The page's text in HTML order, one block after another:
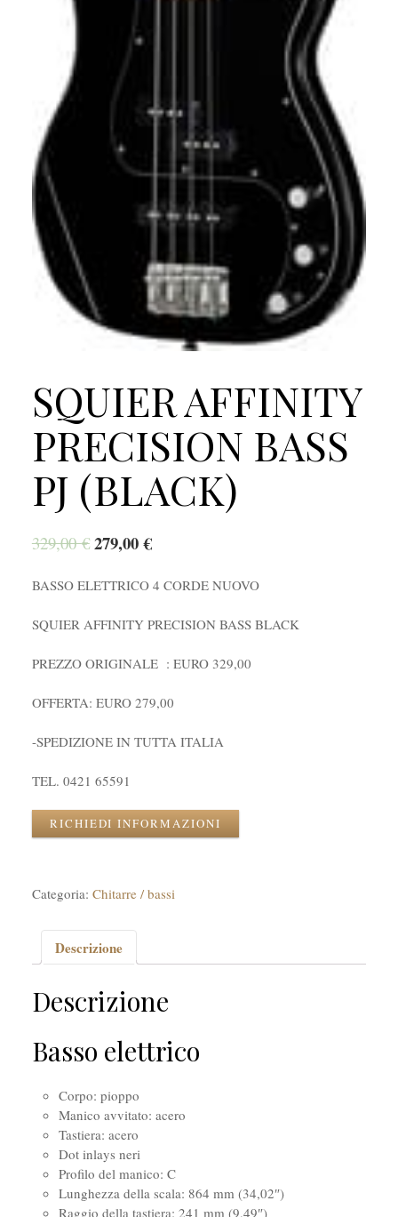
SQUIER AFFINITY
PRECISION BASS
PJ (BLACK)
329,00€ 279,00€
BASSO ELETTRICO 4 CORDE NUOVO
SQUIER AFFINITY PRECISION BASS BLACK
PREZZO ORIGINALE : EURO 329,00
OFFERTA: EURO 279,00
-SPEDIZIONE IN TUTTA ITALIA
TEL. 0421 65591
RICHIEDI INFORMAZIONI
Categoria: Chitarre / bassi
Descrizione
Descrizione
Basso elettrico
Corpo: pioppo
Manico avvitato: acero
Tastiera: acero
Dot inlays neri
Profilo del manico: C
Lunghezza della scala: 864 mm (34,02″)
Raggio della tastiera: 241 mm (9,49″)